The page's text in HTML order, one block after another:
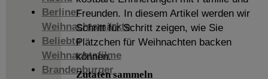
Berliner
Weihnachtsmärkte
Beliebte
Weihnachtsfilme
Brandenburger
Freunden. In diesem Artikel werden wir
Schritt für Schritt zeigen, wie Sie
Plätzchen für Weihnachten backen
können.
Zutaten sammeln